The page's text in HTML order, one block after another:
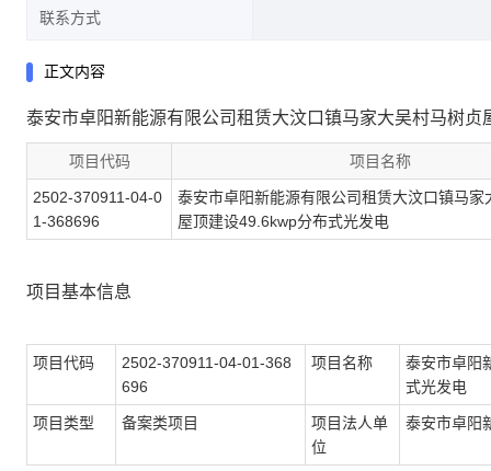
联系方式
正文内容
泰安市卓阳新能源有限公司租赁大汶口镇马家大吴村马树
项目代码 项目名称
2502-370911-04-0
1-368696
泰安市卓阳新能源有限公司租赁大汶口镇马家
屋顶建设49.6kwp分布式光发电
项目基本信息
项目代码
2502-370911-04-01-368
696
项目名称
泰安市卓阳
式光发电
项目类型 备案类项目
项目法人单
位
泰安市卓阳